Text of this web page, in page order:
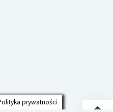
prywatności